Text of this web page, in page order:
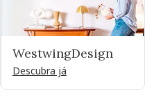
WestwingDesign
Descubra já